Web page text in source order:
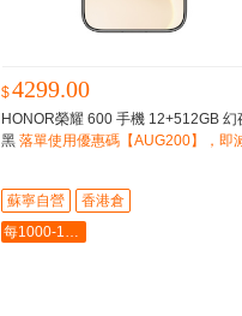
$4299.00
HONOR榮耀 600 手機 12+512GB 幻
黑 落單使用優惠碼【AUG200】，即
蘇寧自營
香港倉
每1000-100最多-5000